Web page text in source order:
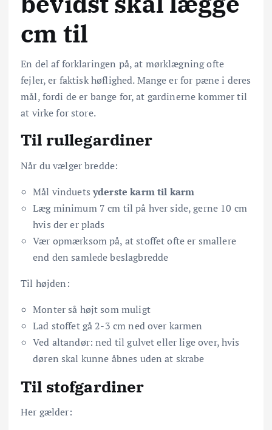
cm til
En del af forklaringen på, at mørklægning ofte
fejler, er faktisk høflighed. Mange er for pæne i deres
mål, fordi de er bange for, at gardinerne kommer til
at virke for store.
Til rullegardiner
Når du vælger bredde:
Mål vinduetsyderste karm til karm
Læg minimum 7 cm til på hver side, gerne 10 cm
hvis der er plads
Vær opmærksom på, at stoffet ofte er smallere
end den samlede beslagbredde
Til højden:
Monter så højt som muligt
Lad stoffet gå 2-3 cm ned over karmen
Ved altandør: ned til gulvet eller lige over, hvis
døren skal kunne åbnes uden at skrabe
Til stofgardiner
Her gælder: